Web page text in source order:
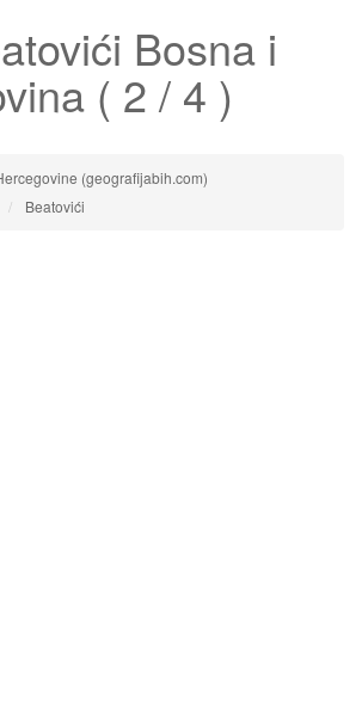
Bosna i
( 2 / 4 )
(geografijabih.com)
Beatovići